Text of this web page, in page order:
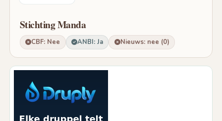
Stichting Manda
CBF: Nee ANBI: Ja Nieuws: nee (0)